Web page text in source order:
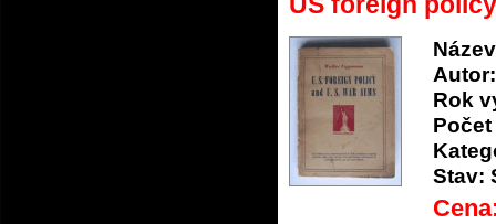
Autor:
Rok
Stav: